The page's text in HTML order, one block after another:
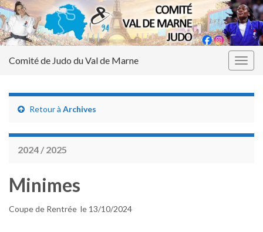
Comité de Judo du Val de Marne
Retour à Archives
2024 / 2025
Minimes
Coupe de Rentrée le 13/10/2024